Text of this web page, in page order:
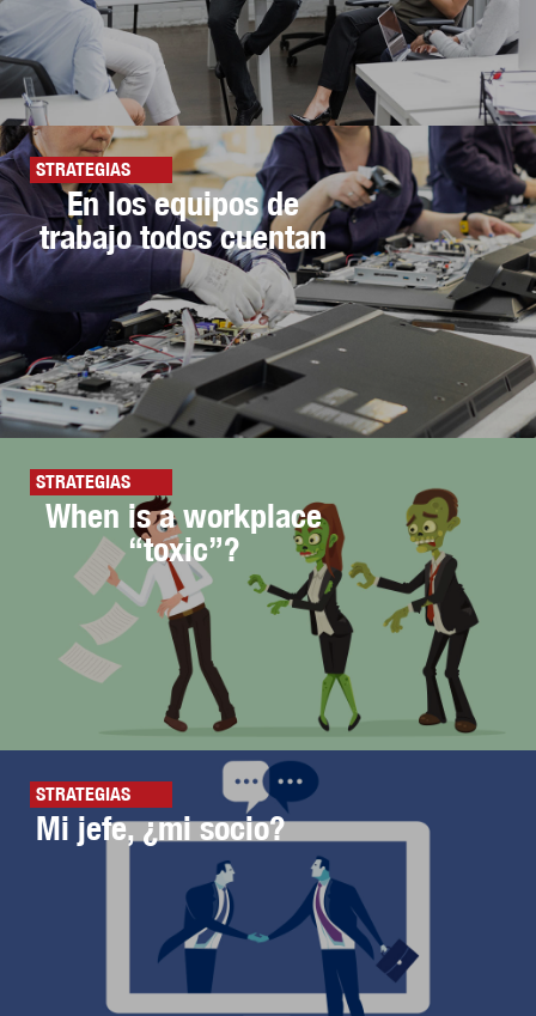
STRATEGIAS
En los equipos de
trabajo todos cuentan
STRATEGIAS
When is a workplace
“toxic”?
STRATEGIAS
Mi jefe, ¿mi socio?